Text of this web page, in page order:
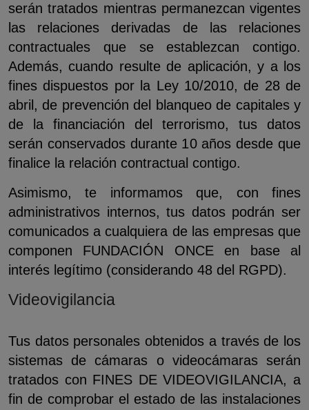
serán tratados mientras permanezcan vigentes
las relaciones derivadas de las relaciones
contractuales que se establezcan contigo.
Además, cuando resulte de aplicación, y a los
fines dispuestos por la Ley 10/2010, de 28 de
abril, de prevención del blanqueo de capitales y
de la financiación del terrorismo, tus datos
serán conservados durante 10 años desde que
finalice la relación contractual contigo.
Asimismo, te informamos que, con fines
administrativos internos, tus datos podrán ser
comunicados a cualquiera de las empresas que
componen FUNDACIÓN ONCE en base al
interés legítimo (considerando 48 del RGPD).
Videovigilancia
Tus datos personales obtenidos a través de los
sistemas de cámaras o videocámaras serán
tratados con FINES DE VIDEOVIGILANCIA, a
fin de comprobar el estado de las instalaciones